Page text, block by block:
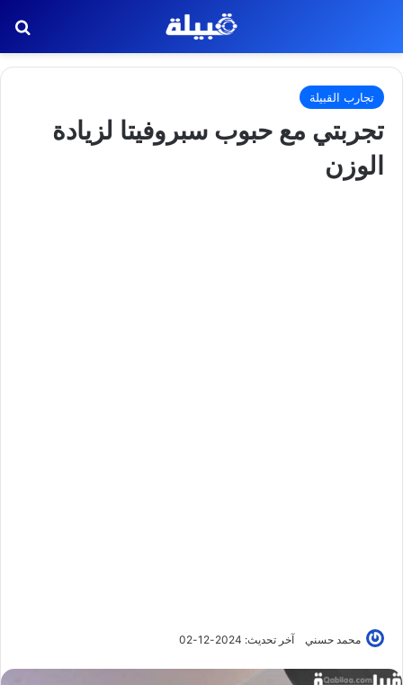
تجارب القبيلة
تجربتي مع حبوب سبروفيتا لزيادة
الوزن
محمد حسني آخر تحديث: 2024-12-02